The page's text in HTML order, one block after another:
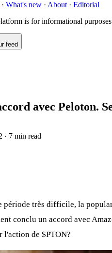
· What's new · About · Editorial
is for informational
feed
avec Peloton.
· 7 min read
période très difficile, la
conclu un accord avec
l'action de $PTON?